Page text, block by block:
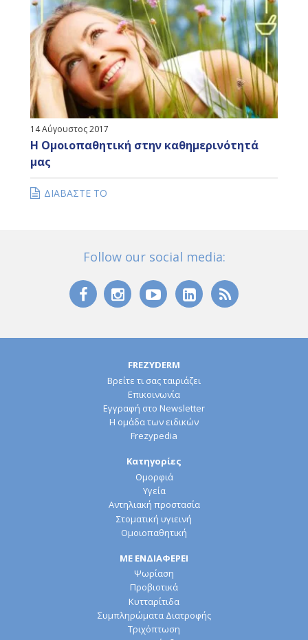
14 Αύγουστος 2017
μας
Follow our social media:
FREZYDERM
Βρείτε τι σας ταιριάζει
Επικοινωνία
Εγγραφή στο Newsletter
Η ομάδα των ειδικών
Frezypedia
Κατηγορίες
Ομορφιά
Υγεία
Αντηλιακή προστασία
Στοματική υγιεινή
Ομοιοπαθητική
ΜΕ ΕΝΔΙΑΦΕΡΕΙ
Ψωρίαση
Προβιοτικά
Κυτταρίτιδα